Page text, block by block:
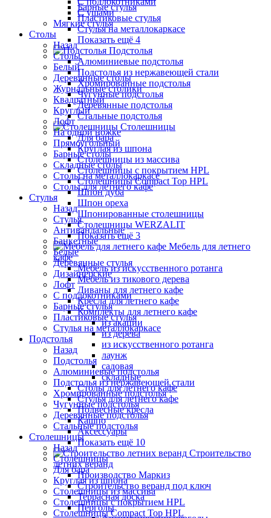
Барные стулья
Пластиковые стулья
Стулья на металлокаркасе
Показать ещё 4
Подстолья
Алюминиевые подстолья
Подстолья из нержавеющей стали
Хромированные подстолья
Чугунные подстолья
Деревянные подстолья
Стальные подстолья
Столешницы
Для бара
Круглая из шпона
Столешницы из массива
Столешницы с покрытием HPL
Столешницы Сompact Top HPL
Шпон дуба
Шпон ореха
Шпонированные столешницы
Столешницы WERZALIT
Показать ещё 3
Мебель для летнего
кафе
Мебель из искусственного ротанга
Мебель из тикового дерева
Диваны для летнего кафе
Кресла для летнего кафе
Комплекты для летнего кафе
из акации
из дерева
из искусственного ротанга
лаунж
садовая
складные
Столы для летнего кафе
Стулья для летнего кафе
Подвесные кресла
Кашпо
Аксессуары
Показать ещё 10
Строительство
летних веранд
Производство Маркиз
Строительство веранд под ключ
Террасная доска
Перголы
С ушами
Мягкие стулья
Столы
Назад
Столы
Белый
Деревянные столы
Журнальные столики
Квадратный
Круглый
Лофт
На одной ножке
Прямоугольный
Барные столы
Складные столы
Столы на металлокаркасе
Столы для летнего кафе
Стулья
Назад
Стулья
Антивандальные
Банкетные
Белые
Деревянные стулья
Дизайнерские
Лофт
С подлокотниками
Барные стулья
Пластиковые стулья
Стулья на металлокаркасе
Подстолья
Назад
Подстолья
Алюминиевые подстолья
Подстолья из нержавеющей стали
Хромированные подстолья
Чугунные подстолья
Деревянные подстолья
Стальные подстолья
Столешницы
Назад
Столешницы
Для бара
Круглая из шпона
Столешницы из массива
Столешницы с покрытием HPL
Столешницы Сompact Top HPL